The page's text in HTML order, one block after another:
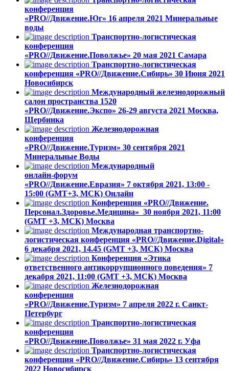
конференция
«PRO//Движение.Юг» 16 апреля 2021 Минеральные
воды
Транспортно-логистическая
конференция
«PRO//Движение.Поволжье» 20 мая 2021 Самара
Транспортно-логистическая
конференция «PRO//Движение.Сибирь» 30 Июня 2021
Новосибирск
Международный железнодорожный
салон пространства 1520
«PRO//Движение.Экспо» 26-29 августа 2021 Москва,
Щербинка
Железнодорожная
конференция
«PRO//Движение.Туризм» 30 сентября 2021
Минеральные Воды
Международный
онлайн-форум
«PRO//Движение.Евразия» 7 октября 2021, 13:00 -
15:00 (GMT+3, МСК) Онлайн
Конференция «PRO//Движение.
Персонал.Здоровье.Медицина» 30 ноября 2021, 11:00
(GMT +3, МСК) Москва
Международная транспортно-
логистическая конференция «PRO//Движение.Digital»
6 декабря 2021, 14.45 (GMT +3, МСК) Москва
Конференция «Этика
ответственного антикоррупционного поведения» 7
декабря 2021, 11:00 (GMT +3, МСК) Москва
Железнодорожная
конференция
«PRO//Движение.Туризм» 7 апреля 2022 г. Санкт-
Петербург
Транспортно-логистическая
конференция
«PRO//Движение.Поволжье» 31 мая 2022 г. Уфа
Транспортно-логистическая
конференция «PRO//Движение.Сибирь» 13 cентября
2022 Новосибирск